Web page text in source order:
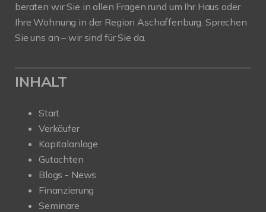
beraten wir Sie in allen Fragen rund um Ihr Haus oder
Ihre Wohnung in der Region Aschaffenburg. Sprechen
Sie uns an – wir sind für Sie da.
INHALT
Start
Verkäufer
Kapitalanlage
Gutachten
Blogs - News
Finanzierung
Seminare